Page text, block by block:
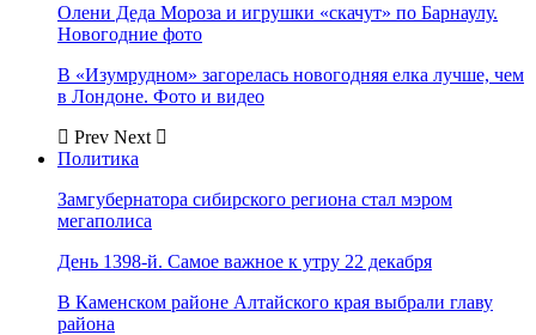
Олени Деда Мороза и игрушки «скачут» по Барнаулу.
Новогодние фото
В «Изумрудном» загорелась новогодняя елка лучше, чем
в Лондоне. Фото и видео
Prev Next
Политика
Замгубернатора сибирского региона стал мэром
мегаполиса
День 1398-й. Самое важное к утру 22 декабря
В Каменском районе Алтайского края выбрали главу
района